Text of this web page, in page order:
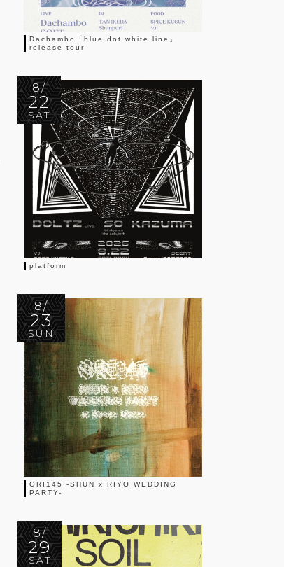
Dachambo「blue dot white line」
release tour
8/
22
SAT
platform
8/
23
SUN
ORI145 -SHUN x RIYO WEDDING
PARTY-
8/
29
SAT